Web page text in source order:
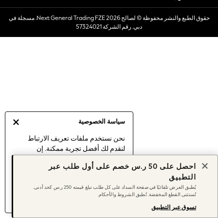
سياسة الخصوصية
نحن نستخدم ملفات تعريف الارتباط
لنقدم لك أفضل تجربة ممكنة. إن
موافقتك على استخدامنا لملفات تعريف
اكتشف المزيد عن إدارة إعدادات ملفات
تعريف الارتباط (الكوكيز).
Dresses
Occasionwear
Sets & Outfits
Sun Hats & Caps
Women's Holiday Shop
Women's Travel Styles
Dresses
Occasionwear
Linen Collection
Tops & T-Shirts
حقوق الطبع والنشر محفوظة © لصالح 2026 Next General Trading FZE. مسجلة في
دبي. رقم الشركة 57324021
احصل على 50 ر.س خصم على أول طلب عبر
التطبيق
يُطبق العرض تلقائيًا في صفحة السداد على كل طلب تبلغ قيمته 250 ر.س كحد أدنى.
تُستثنى القطع المخفضة. تُطبق الشروط والأحكام.
تسوق عبر التطبيق